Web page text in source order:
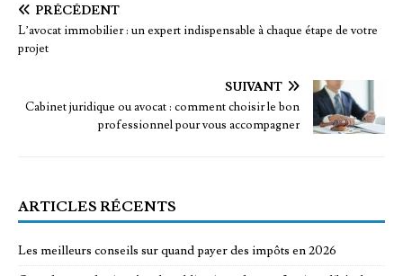
PRÉCÉDENT
L’avocat immobilier : un expert indispensable à chaque étape de votre
projet
SUIVANT
Cabinet juridique ou avocat : comment choisir le bon
professionnel pour vous accompagner
ARTICLES RÉCENTS
Les meilleurs conseils sur quand payer des impôts en 2026